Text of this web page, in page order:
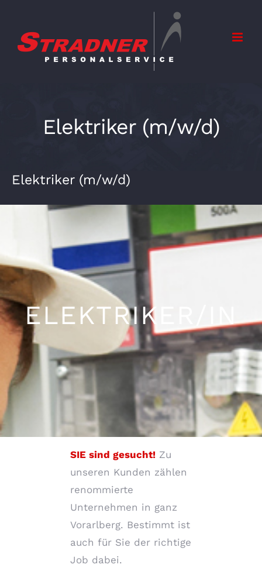
springen
Elektriker (m/w/d)
Elektriker (m/w/d)
ELEKTRIKER/IN
SIE sind gesucht! Zu
unseren Kunden zählen
renommierte
Unternehmen in ganz
Vorarlberg. Bestimmt ist
auch für Sie der richtige
Job dabei.